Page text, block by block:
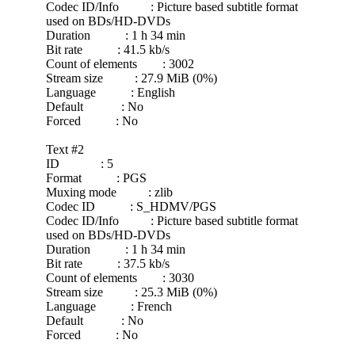
Codec ID/Info : Picture based subtitle format
used on BDs/HD-DVDs
Duration : 1 h 34 min
Bit rate : 41.5 kb/s
Count of elements : 3002
Stream size : 27.9 MiB (0%)
Language : English
Default : No
Forced : No
Text #2
ID : 5
Format : PGS
Muxing mode : zlib
Codec ID : S_HDMV/PGS
Codec ID/Info : Picture based subtitle format
used on BDs/HD-DVDs
Duration : 1 h 34 min
Bit rate : 37.5 kb/s
Count of elements : 3030
Stream size : 25.3 MiB (0%)
Language : French
Default : No
Forced : No